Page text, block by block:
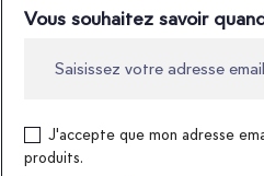
Vous souhaitez savoir
J'accepte que mon adresse
produits.